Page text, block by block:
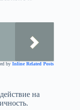
by Inline Related Posts
на